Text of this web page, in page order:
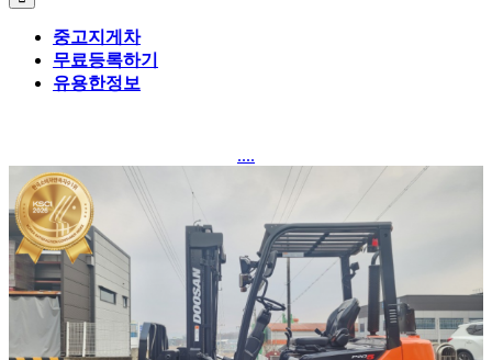
중고지게차
무료등록하기
유용한정보
....